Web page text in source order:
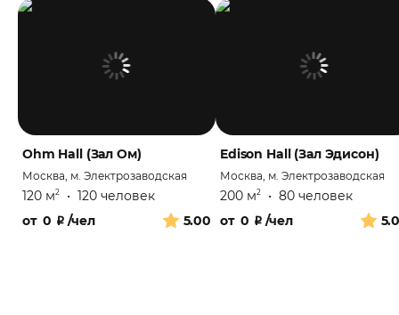
Ohm Hall (Зал Ом)
Москва, м. Электрозаводская
120 м2 • 120 человек
5.00
от0 ₽ /чел
Edison Hall (Зал Эдисон)
Москва, м. Электрозаводская
200 м2 • 80 человек
от0 ₽ /чел